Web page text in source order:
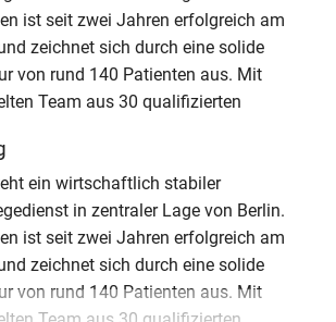
ist seit zwei Jahren erfolgreich am
zeichnet sich durch eine solide
von rund 140 Patienten aus. Mit
Team aus 30 qualifizierten
ein wirtschaftlich stabiler
in zentraler Lage von Berlin.
ist seit zwei Jahren erfolgreich am
zeichnet sich durch eine solide
von rund 140 Patienten aus. Mit